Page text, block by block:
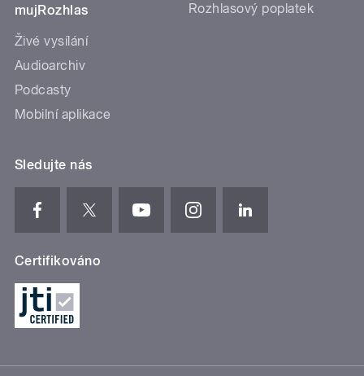
mujRozhlas
Živé vysílání
Audioarchiv
Podcasty
Mobilní aplikace
Rozhlasový poplatek
Sledujte nás
Certifikováno